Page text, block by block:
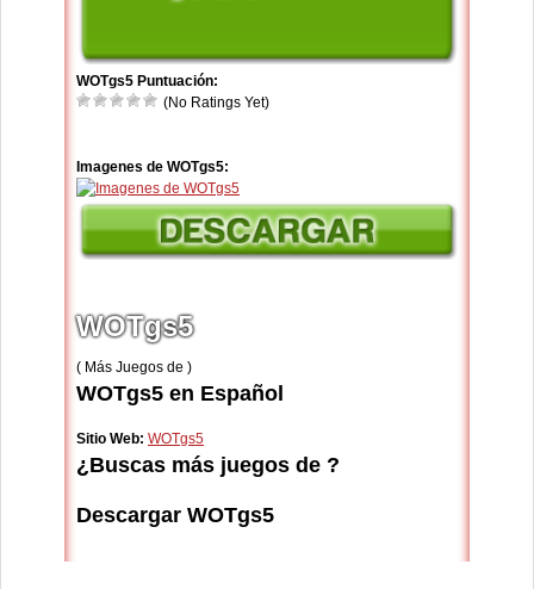
WOTgs5 Puntuación:
(No Ratings Yet)
Imagenes de WOTgs5:
WOTgs5
( Más Juegos de )
WOTgs5 en Español
Sitio Web: WOTgs5
¿Buscas más juegos de ?
Descargar WOTgs5